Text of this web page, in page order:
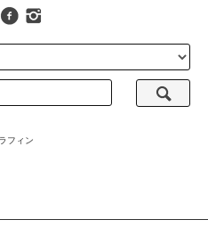
フィン